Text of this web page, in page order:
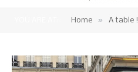
Home » A table !